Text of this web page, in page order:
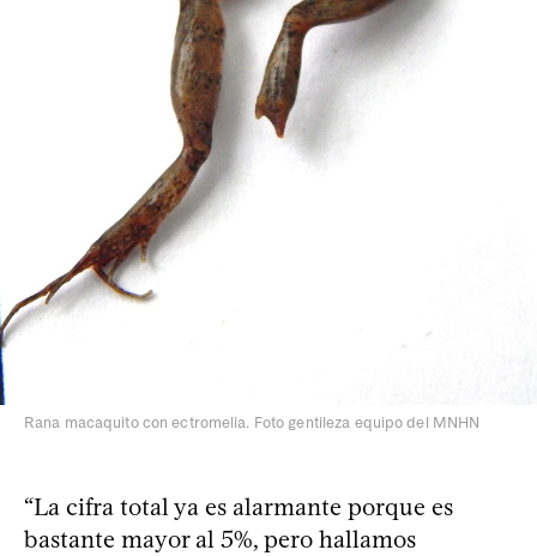
Rana macaquito con ectromelia. Foto gentileza equipo del MNHN
“La cifra total ya es alarmante porque es
bastante mayor al 5%, pero hallamos